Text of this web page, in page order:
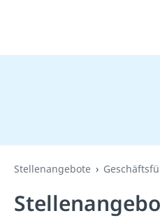
Stellenangebote